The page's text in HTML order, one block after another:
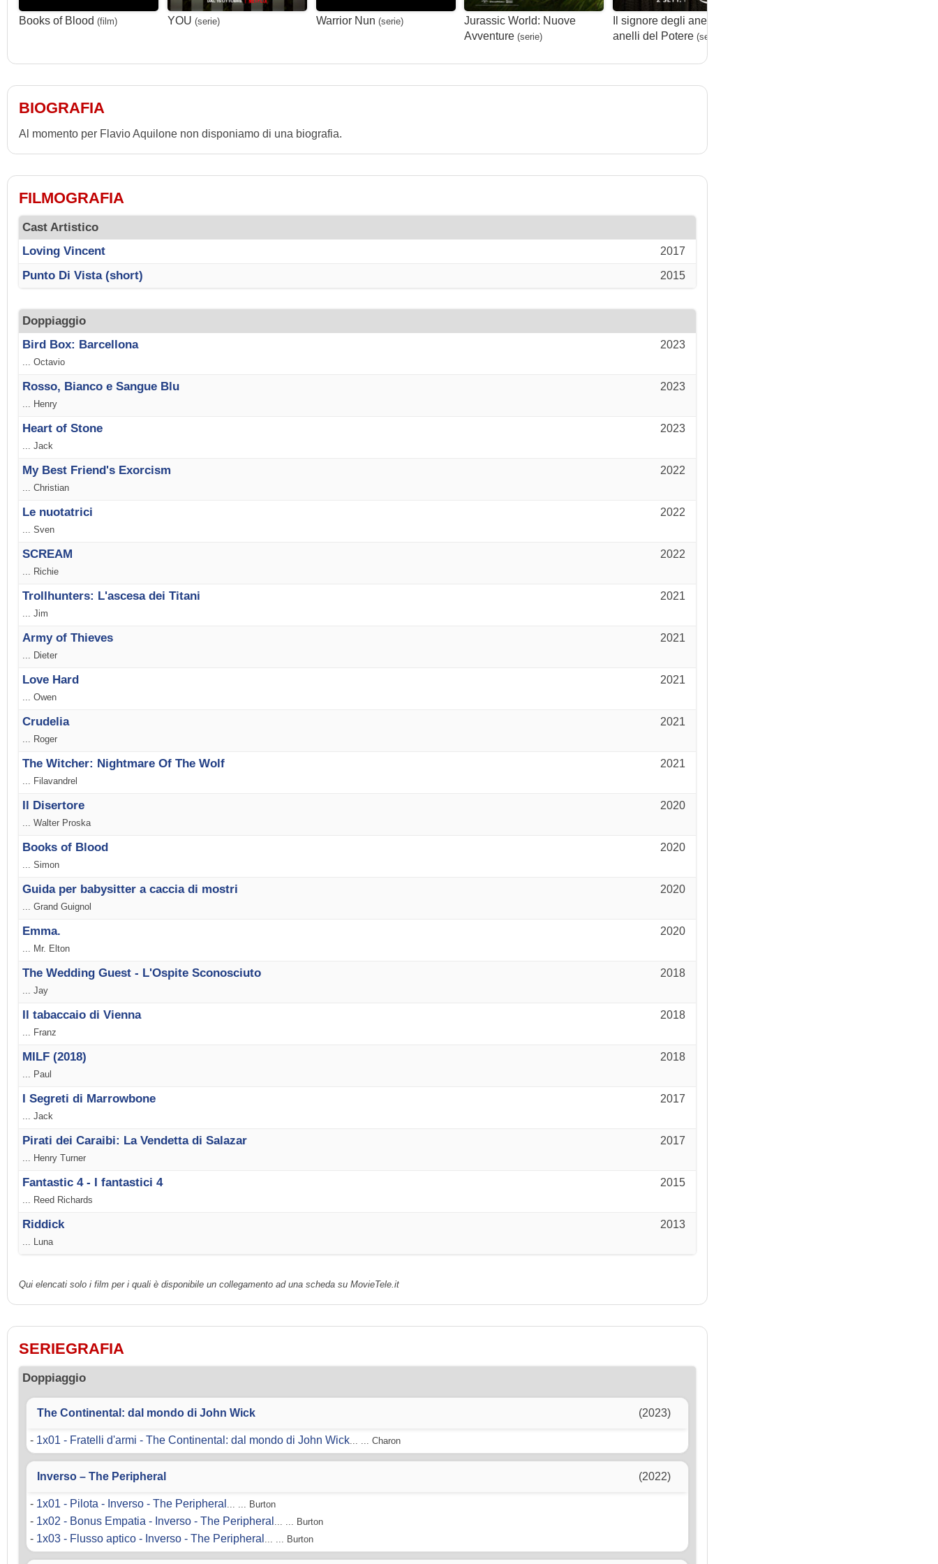
Books of Blood (film) YOU (serie) Warrior Nun (serie)
Jurassic World: Nuove
Avventure (serie)
Il signore degli anelli: Gli
anelli del Potere (serie)
BIOGRAFIA
Al momento per Flavio Aquilone non disponiamo di una biografia.
FILMOGRAFIA
Cast Artistico
2017
Loving Vincent
2015
Punto Di Vista (short)
Doppiaggio
2023
Bird Box: Barcellona
... Octavio
2023
Rosso, Bianco e Sangue Blu
... Henry
2023
Heart of Stone
... Jack
2022
My Best Friend's Exorcism
... Christian
2022
Le nuotatrici
... Sven
2022
SCREAM
... Richie
2021
Trollhunters: L'ascesa dei Titani
... Jim
2021
Army of Thieves
... Dieter
2021
Love Hard
... Owen
2021
Crudelia
... Roger
2021
The Witcher: Nightmare Of The Wolf
... Filavandrel
2020
Il Disertore
... Walter Proska
2020
Books of Blood
... Simon
2020
Guida per babysitter a caccia di mostri
... Grand Guignol
2020
Emma.
... Mr. Elton
2018
The Wedding Guest - L'Ospite Sconosciuto
... Jay
2018
Il tabaccaio di Vienna
... Franz
2018
MILF (2018)
... Paul
2017
I Segreti di Marrowbone
... Jack
2017
Pirati dei Caraibi: La Vendetta di Salazar
... Henry Turner
2015
Fantastic 4 - I fantastici 4
... Reed Richards
2013
Riddick
... Luna
Qui elencati solo i film per i quali è disponibile un collegamento ad una scheda su MovieTele.it
SERIEGRAFIA
Doppiaggio
The Continental: dal mondo di John Wick (2023)
- 1x01 - Fratelli d'armi - The Continental: dal mondo di John Wick... ... Charon
Inverso – The Peripheral (2022)
- 1x01 - Pilota - Inverso - The Peripheral ... ... Burton
- 1x02 - Bonus Empatia - Inverso - The Peripheral ... ... Burton
- 1x03 - Flusso aptico - Inverso - The Peripheral ... ... Burton